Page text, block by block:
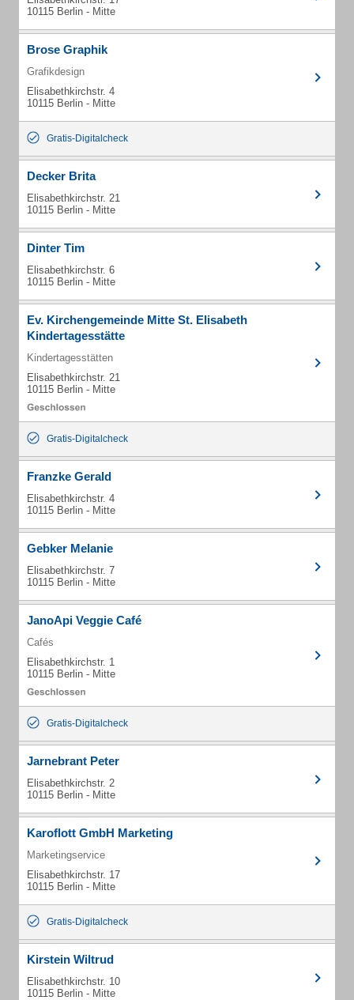
10115 Berlin - Mitte
Brose Graphik
Grafikdesign
Elisabethkirchstr. 4
10115 Berlin - Mitte
Gratis-Digitalcheck
Decker Brita
Elisabethkirchstr. 21
10115 Berlin - Mitte
Dinter Tim
Elisabethkirchstr. 6
10115 Berlin - Mitte
Ev. Kirchengemeinde Mitte St. Elisabeth
Kindertagesstätte
Kindertagesstätten
Elisabethkirchstr. 21
10115 Berlin - Mitte
Gratis-Digitalcheck
Franzke Gerald
Elisabethkirchstr. 4
10115 Berlin - Mitte
Gebker Melanie
Elisabethkirchstr. 7
10115 Berlin - Mitte
JanoApi Veggie Café
Cafés
Elisabethkirchstr. 1
10115 Berlin - Mitte
Gratis-Digitalcheck
Jarnebrant Peter
Elisabethkirchstr. 2
10115 Berlin - Mitte
Karoflott GmbH Marketing
Marketingservice
Elisabethkirchstr. 17
10115 Berlin - Mitte
Gratis-Digitalcheck
Kirstein Wiltrud
Elisabethkirchstr. 10
10115 Berlin - Mitte